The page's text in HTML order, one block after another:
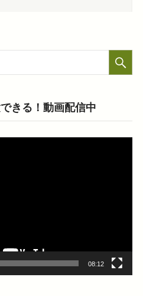
きる！動画配信中
08:12